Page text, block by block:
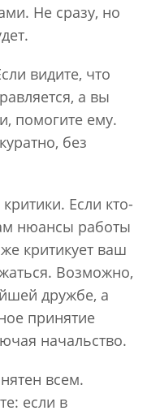
Не сразу, но
видите, что
а вы
помогите ему.
без
Если кто-
нюансы работы
критикует ваш
Возможно,
дружбе, а
принятие
начальство.
всем.
если в